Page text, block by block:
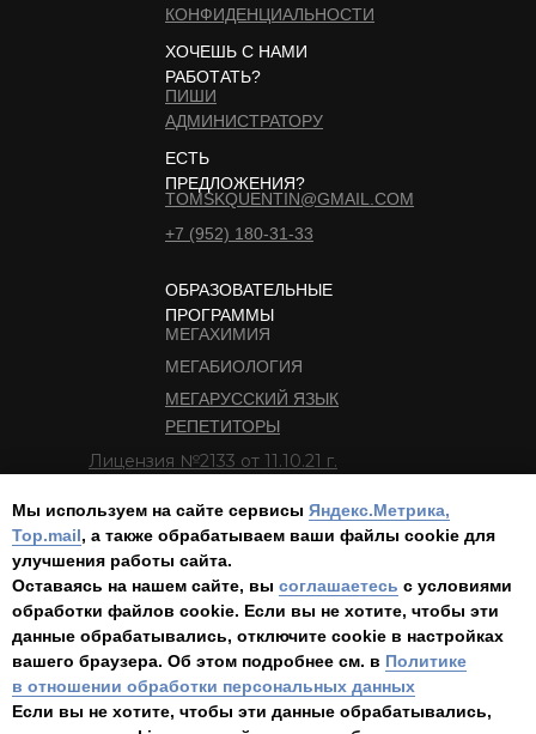
Мы используем на сайте сервисы Яндекс.Метрика,
Top.mail, а также обрабатываем ваши файлы cооkie для
улучшения работы сайта.
Оставаясь на нашем сайте, вы соглашаетесь с условиями
обработки файлов cооkie. Если вы не хотите, чтобы эти
данные обрабатывались, отключите cookie в настройках
вашего браузера. Об этом подробнее см. в Политике
в отношении обработки персональных данных
Если вы не хотите, чтобы эти данные обрабатывались,
Лицензия №2133 от 11.10.21 г.
образования Томской области РФ
От субъектов персональных данных
получено согласие на распространение
данных неограниченному кругу лиц.
Запреты и условия на обработку данных,
разрешенных для распространения
не установлены.
КОНФИДЕНЦИАЛЬНОСТИ
ОБРАЗОВАТЕЛЬНЫЕ
ПРОГРАММЫ
МЕГАХИМИЯ
МЕГАБИОЛОГИЯ
МЕГАРУССКИЙ ЯЗЫК
РЕПЕТИТОРЫ
ХОЧЕШЬ С НАМИ
РАБОТАТЬ?
ПИШИ
АДМИНИСТРАТОРУ
ЕСТЬ
ПРЕДЛОЖЕНИЯ?
TOMSKQUENTIN@GMAIL.COM
+7 (952) 180-31-33